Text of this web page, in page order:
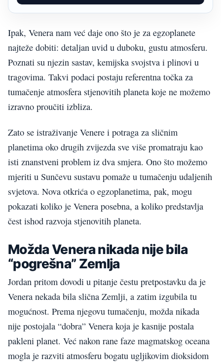
Ipak, Venera nam već daje ono što je za egzoplanete
najteže dobiti: detaljan uvid u duboku, gustu atmosferu.
Poznati su njezin sastav, kemijska svojstva i plinovi u
tragovima. Takvi podaci postaju referentna točka za
tumačenje atmosfera stjenovitih planeta koje ne možemo
izravno proučiti izbliza.
Zato se istraživanje Venere i potraga za sličnim
planetima oko drugih zvijezda sve više promatraju kao
isti znanstveni problem iz dva smjera. Ono što možemo
mjeriti u Sunčevu sustavu pomaže u tumačenju udaljenih
svjetova. Nova otkrića o egzoplanetima, pak, mogu
pokazati koliko je Venera posebna, a koliko predstavlja
čest ishod razvoja stjenovitih planeta.
Možda Venera nikada nije bila
“pogrešna” Zemlja
Jordan pritom dovodi u pitanje čestu pretpostavku da je
Venera nekada bila slična Zemlji, a zatim izgubila tu
mogućnost. Prema njegovu tumačenju, možda nikada
nije postojala “dobra” Venera koja je kasnije postala
pakleni planet. Već nakon rane faze magmatskog oceana
mogla je razviti atmosferu bogatu ugljikovim dioksidom